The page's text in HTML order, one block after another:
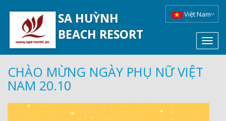
SA HUỲNH
BEACH RESORT
Việt Nam
CHÀO MỪNG NGÀY PHỤ NỮ VIỆT
NAM 20.10